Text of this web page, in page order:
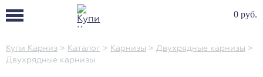
0 руб.
Купи Карниз > Каталог > Карнизы > Двухрядные карнизы >
Двухрядные карнизы